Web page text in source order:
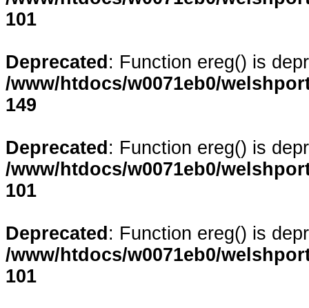
101
Deprecated : Function ereg() is
/www/htdocs/w0071eb0/
149
Deprecated : Function ereg() is
/www/htdocs/w0071eb0/
101
Deprecated : Function ereg() is
/www/htdocs/w0071eb0/
101